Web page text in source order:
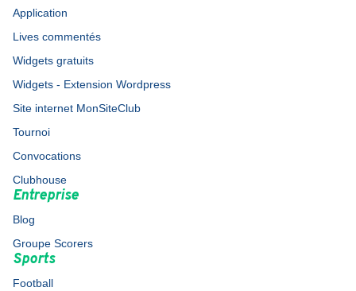
Application
Lives commentés
Widgets gratuits
Widgets - Extension Wordpress
Site internet MonSiteClub
Tournoi
Convocations
Clubhouse
Entreprise
Blog
Groupe Scorers
Sports
Football